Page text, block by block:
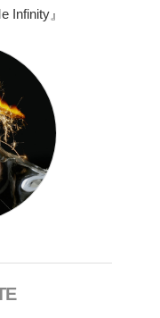
Infinity』